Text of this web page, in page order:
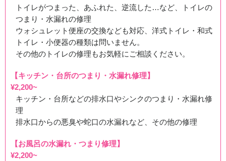
トイレがつまった、あふれた、逆流した…など、トイレの
つまり・水漏れの修理
ウォシュレット便座の交換なども対応、洋式トイレ・和式
トイレ・小便器の種類は問いません。
その他のトイレの修理もお気軽にご相談ください。
【キッチン・台所のつまり・水漏れ修理】
¥2,200~
キッチン・台所などの排水口やシンクのつまり・水漏れ修
理
排水口からの悪臭や蛇口の水漏れなど、その他の修理
【お風呂の水漏れ・つまり修理】
¥2,200~